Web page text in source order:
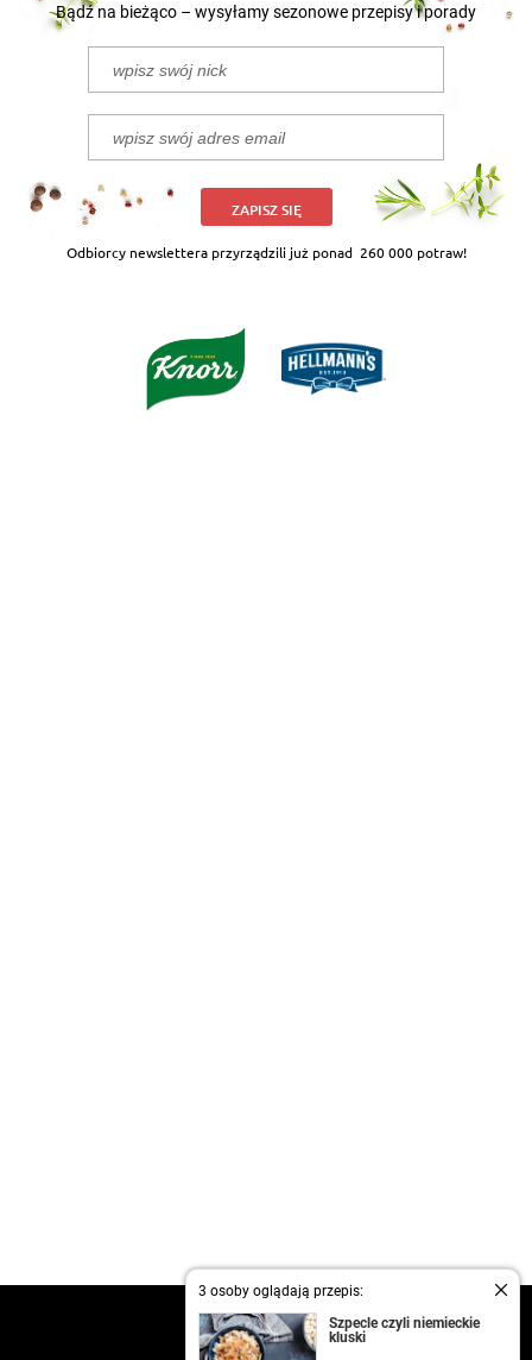
3 osoby oglądają przepis:
Szpecle czyli niemieckie
kluski
Bądź na bieżąco – wysyłamy sezonowe przepisy i porady
ZAPISZ SIĘ
Odbiorcy newslettera przyrządzili już ponad 260 000 potraw!
kontakt
regulamin